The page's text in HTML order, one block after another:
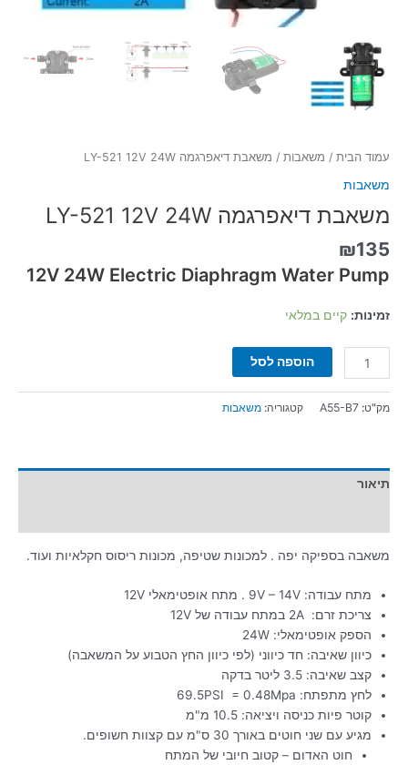
עמוד הבית / משאבות / משאבת דיאפרגמה LY-521 12V 24W
משאבות
משאבת דיאפרגמה LY-521 12V 24W
₪135
12V 24W Electric Diaphragm Water Pump
זמינות: קיים במלאי
הוספה לסל
מק"ט: A55-B7 קטגוריה: משאבות
תיאור
משאבה בספיקה יפה . למכונות שטיפה, מכונות ריסוס חקלאיות ועוד.
מתח עבודה: 9V – 14V . מתח אופטימאלי 12V
צריכת זרם: 2A במתח עבודה של 12V
הספק אופטימאלי: 24W
כיוון שאיבה: חד כיווני (לפי כיוון החץ הטבוע על המשאבה)
קצב שאיבה: 3.5 ליטר בדקה
לחץ מתפתח: 69.5PSI = 0.48Mpa
קוטר פיות כניסה ויציאה: 10.5 מ"מ
מגיע עם שני חוטים באורך 30 ס"מ עם קצוות חשופים.
חוט האדום – קטוב חיובי של המתח